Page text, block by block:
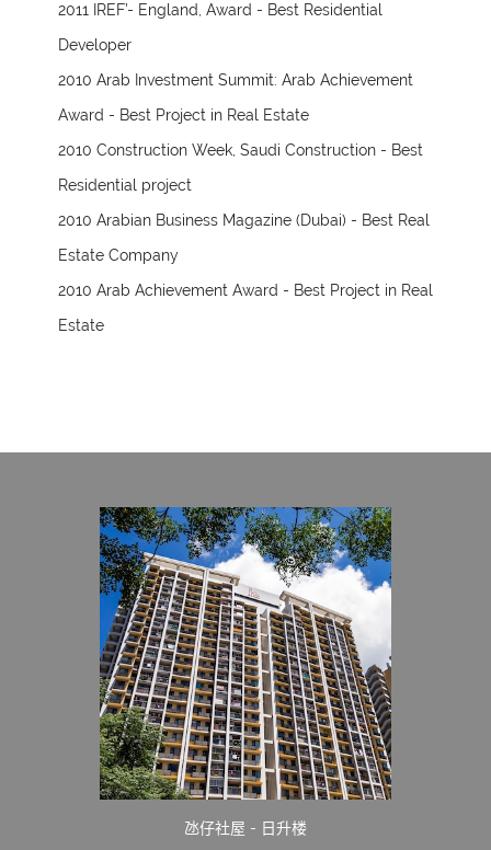
2011 IREF’- England, Award - Best Residential
Developer
2010 Arab Investment Summit: Arab Achievement
Award - Best Project in Real Estate
2010 Construction Week, Saudi Construction - Best
Residential project
2010 Arabian Business Magazine (Dubai) - Best Real
Estate Company
2010 Arab Achievement Award - Best Project in Real
Estate
氹仔社屋 - 日升楼